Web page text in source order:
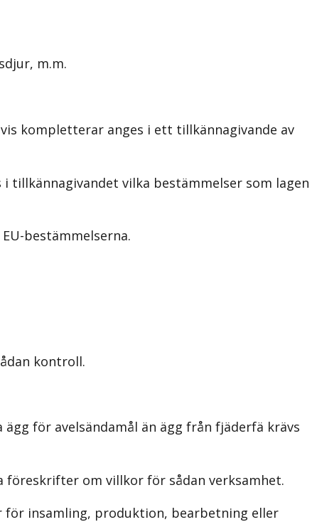
m.m.
kompletterar anges i ett tillkännagivande av
tillkännagivandet vilka bestämmelser som lagen
bestämmelserna.
kontroll.
för avelsändamål än ägg från fjäderfä krävs
föreskrifter om villkor för sådan verksamhet.
insamling, produktion, bearbetning eller